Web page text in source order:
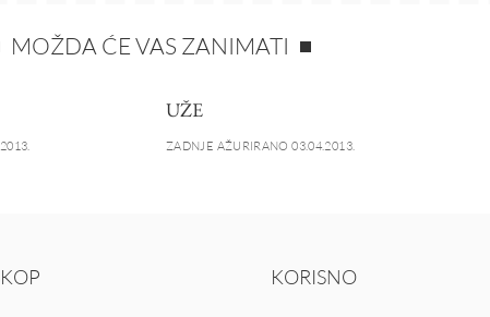
MOŽDA ĆE VAS ZANIMATI
UŽE
ZADNJE AŽURIRANO 03.04.2013.
KORISNO